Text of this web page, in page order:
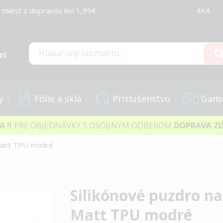
s dopravou len 1,99€ 4KA
Hľadať
Fólie a sklá Príslušenstvo
!! PRE OBJEDNÁVKY S OSOBNÝM ODBEROM DOPRAVA
TPU modré
Silikónové puzdro
Matt TPU modré